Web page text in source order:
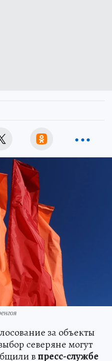
за объекты
северяне могут
впресс-службе